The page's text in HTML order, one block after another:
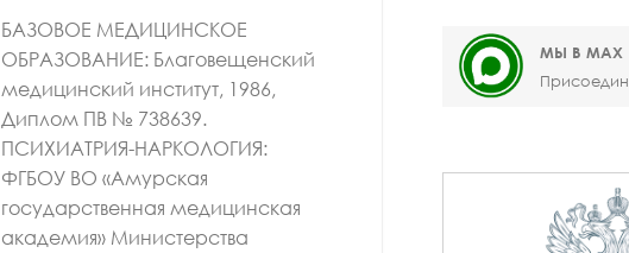
БАЗОВОЕ МЕДИЦИНСКОЕ
ОБРАЗОВАНИЕ: Благовещенский
медицинский институт, 1986,
Диплом ПВ № 738639.
ПСИХИАТРИЯ-НАРКОЛОГИЯ:
ФГБОУ ВО «Амурская
государственная медицинская
академия» Министерства
МЫ В MAX